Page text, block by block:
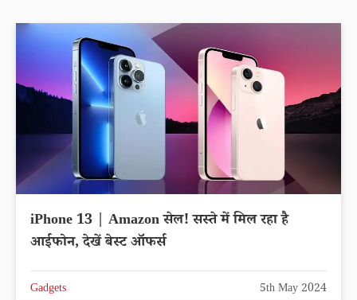
iPhone 13 | Amazon सेल! सस्ते में मिल रहा है
आईफोन, देखें बेस्ट ऑफर्स
Gadgets 5th May 2024